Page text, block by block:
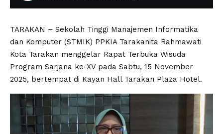
TARAKAN – Sekolah Tinggi Manajemen Informatika
dan Komputer (STMIK) PPKIA Tarakanita Rahmawati
Kota Tarakan menggelar Rapat Terbuka Wisuda
Program Sarjana ke-XV pada Sabtu, 15 November
2025, bertempat di Kayan Hall Tarakan Plaza Hotel.